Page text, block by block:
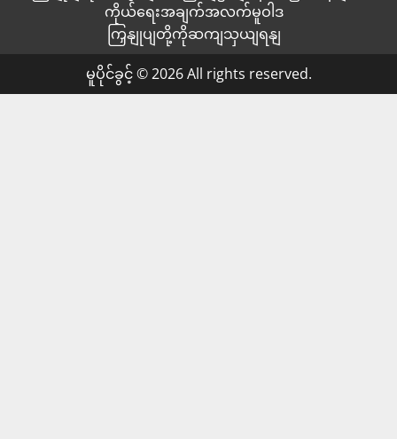
ကိုယ်ရေးအချက်အလက်မူဝါဒ
ကြှနျုပျတို့ကိုဆကျသှယျရနျ
မူပိုင်ခွင့် © 2026 All rights reserved.